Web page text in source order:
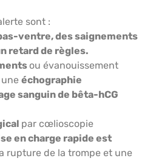
sont :
ventre, des saignements
retard de règles.
ou évanouissement
échographie
sanguin de bêta-hCG
par cœlioscopie
en charge rapide est
rupture de la trompe et une